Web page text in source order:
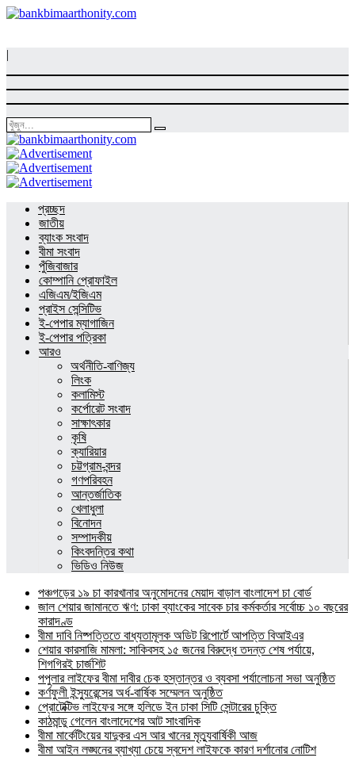
|
প্রচ্ছদ
জাতীয়
ব্যাংক সংবাদ
বীমা সংবাদ
পুঁজিবাজার
কোম্পানি প্রোফাইল
এজিএম/ইজিএম
প্রাইস সেন্সিটিভ
ই-পেপার ম্যাগাজিন
ই-পেপার পত্রিকা
আরও
অর্থনীতি-বাণিজ্য
লিংক
কলামিস্ট
কর্পোরেট সংবাদ
সাক্ষাৎকার
কৃষি
ক্যারিয়ার
চট্টগ্রাম-বন্দর
গণপরিবহন
আন্তর্জাতিক
খেলাধুলা
বিনোদন
সম্পাদকীয়
কিংবদন্তির কথা
ভিডিও নিউজ
পঞ্চগড়ের ১৯ চা কারখানার অনুমোদনের মেয়াদ বাড়াল বাংলাদেশ চা বোর্ড
জাল শেয়ার জামানতে ঋণ: ঢাকা ব্যাংকের সাবেক চার কর্মকর্তার সর্বোচ্চ ১০ বছরের
কারাদণ্ড
বীমা দাবি নিষ্পত্তিতে বাধ্যতামূলক অডিট রিপোর্টে আপত্তি বিআইএর
শেয়ার কারসাজি মামলা: সাকিবসহ ১৫ জনের বিরুদ্ধে তদন্ত শেষ পর্যায়ে,
শিগগিরই চার্জশিট
পপুলার লাইফের বীমা দাবীর চেক হস্তান্তর ও ব্যবসা পর্যালোচনা সভা অনুষ্ঠিত
কর্ণফুলী ইন্স্যুরেন্সের অর্ধ-বার্ষিক সম্মেলন অনুষ্ঠিত
প্রোটেক্টিভ লাইফের সঙ্গে হলিডে ইন ঢাকা সিটি সেন্টারের চুক্তি
কাঠমান্ডু গেলেন বাংলাদেশের আট সাংবাদিক
বীমা মার্কেটিংয়ের যাদুকর এস আর খানের মৃত্যুবার্ষিকী আজ
বীমা আইন লঙ্ঘনের ব্যাখ্যা চেয়ে স্বদেশ লাইফকে কারণ দর্শানোর নোটিশ